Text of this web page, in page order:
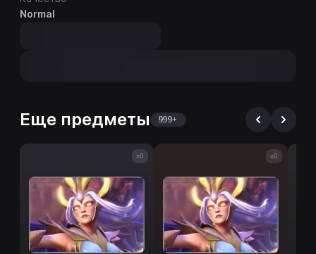
Normal
Еще предметы 999+
x0 x0